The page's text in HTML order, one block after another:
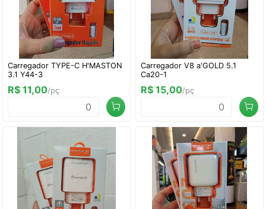
Carregador TYPE-C H'MASTON
3.1 Y44-3
R$ 11,00/pç
Carregador V8 a'GOLD 5.1
Ca20-1
R$ 15,00/pç